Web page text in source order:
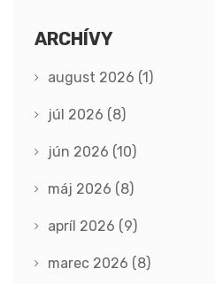
ARCHÍVY
august 2026 (1)
júl 2026 (8)
jún 2026 (10)
máj 2026 (8)
apríl 2026 (9)
marec 2026 (8)